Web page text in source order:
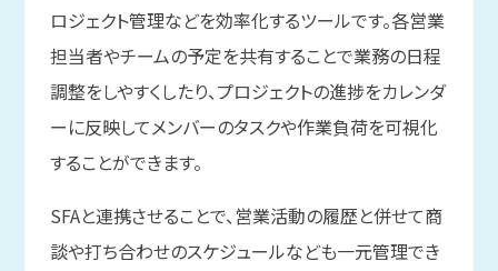
ロジェクト管理などを効率化するツールです。各営業
担当者やチームの予定を共有することで業務の日程
調整をしやすくしたり、プロジェクトの進捗をカレンダ
ーに反映してメンバーのタスクや作業負荷を可視化
することができます。
SFAと連携させることで、営業活動の履歴と併せて商
談や打ち合わせのスケジュールなども一元管理でき